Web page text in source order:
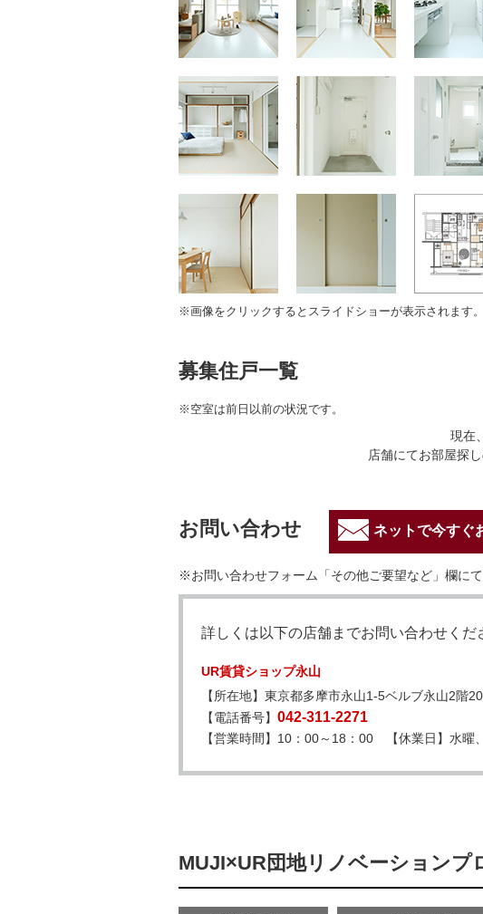
※画像をクリックするとスライドショーが表示されます。
募集住戸一覧
※空室は前日以前の状況です。
現在
店舗にてお部屋探
お問い合わせ ネットで今すぐ
※お問い合わせフォーム「その他ご要望など」欄に
詳しくは以下の店舗までお問い合わせくだ
UR賃貸ショップ永山
【所在地】東京都多摩市永山1-5ベルブ永山2階
【電話番号】 042-311-2271
【営業時間】10：00～18：00 【休業日】水曜
MUJI×UR団地リノベーション